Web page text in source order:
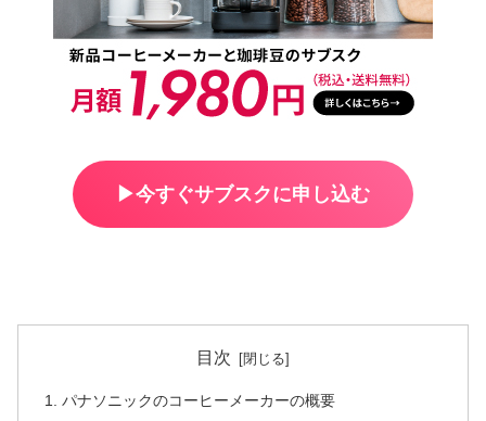
▶︎今すぐサブスクに申し込む
目次
パナソニックのコーヒーメーカーの概要